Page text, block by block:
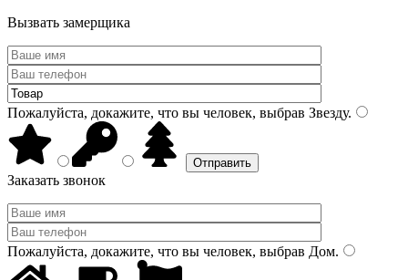
Вызвать замерщика
Пожалуйста, докажите, что вы человек, выбрав Звезду.
Заказать звонок
Пожалуйста, докажите, что вы человек, выбрав Дом.